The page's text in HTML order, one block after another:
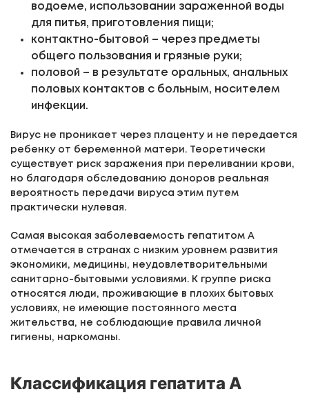
водоеме, использовании зараженной воды
для питья, приготовления пищи;
контактно-бытовой – через предметы
общего пользования и грязные руки;
половой – в результате оральных, анальных
половых контактов с больным, носителем
инфекции.
Вирус не проникает через плаценту и не передается
ребенку от беременной матери. Теоретически
существует риск заражения при переливании крови,
но благодаря обследованию доноров реальная
вероятность передачи вируса этим путем
практически нулевая.
Самая высокая заболеваемость гепатитом А
отмечается в странах с низким уровнем развития
экономики, медицины, неудовлетворительными
санитарно-бытовыми условиями. К группе риска
относятся люди, проживающие в плохих бытовых
условиях, не имеющие постоянного места
жительства, не соблюдающие правила личной
гигиены, наркоманы.
Классификация гепатита А